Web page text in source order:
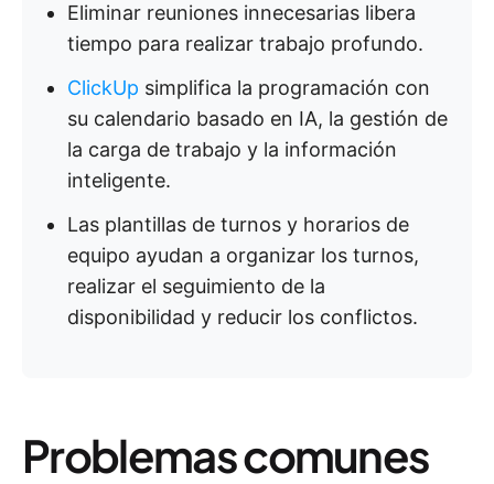
Eliminar reuniones innecesarias libera
tiempo para realizar trabajo profundo.
ClickUp simplifica la programación con
su calendario basado en IA, la gestión de
la carga de trabajo y la información
inteligente.
Las plantillas de turnos y horarios de
equipo ayudan a organizar los turnos,
realizar el seguimiento de la
disponibilidad y reducir los conflictos.
Problemas comunes